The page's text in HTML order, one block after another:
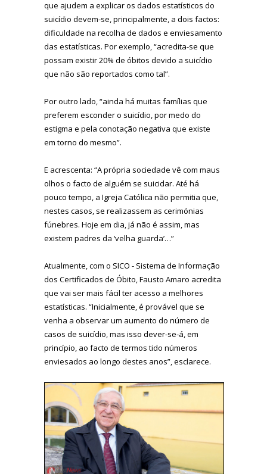
que ajudem a explicar os dados estatísticos do
suicídio devem-se, principalmente, a dois factos:
dificuldade na recolha de dados e enviesamento
das estatísticas. Por exemplo, “acredita-se que
possam existir 20% de óbitos devido a suicídio
que não são reportados como tal”.
Por outro lado, “ainda há muitas famílias que
preferem esconder o suicídio, por medo do
estigma e pela conotação negativa que existe
em torno do mesmo”.
E acrescenta: “A própria sociedade vê com maus
olhos o facto de alguém se suicidar. Até há
pouco tempo, a Igreja Católica não permitia que,
nestes casos, se realizassem as cerimónias
fúnebres. Hoje em dia, já não é assim, mas
existem padres da ‘velha guarda’…”
Atualmente, com o SICO - Sistema de Informação
dos Certificados de Óbito, Fausto Amaro acredita
que vai ser mais fácil ter acesso a melhores
estatísticas. “Inicialmente, é provável que se
venha a observar um aumento do número de
casos de suicídio, mas isso dever-se-á, em
princípio, ao facto de termos tido números
enviesados ao longo destes anos”, esclarece.